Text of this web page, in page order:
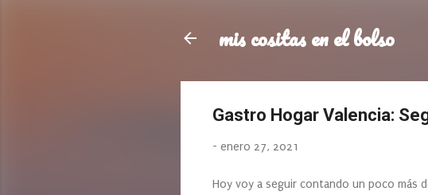
mis cositas en el bolso
Gastro Hogar Valencia:
- enero 27, 2021
Hoy voy a seguir contando un poco más